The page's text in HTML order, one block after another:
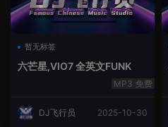
暂无标签
六芒星,VIO7 全英文FUNK
免费
DJ飞行员 2025-10-30